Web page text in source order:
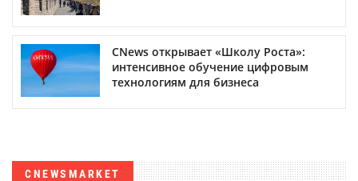
CNews открывает «Школу Роста»:
интенсивное обучение цифровым
технологиям для бизнеса
CNEWSMARKET